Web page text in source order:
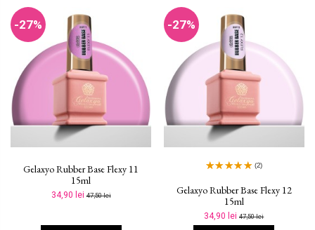
-27%
Gelaxyo Rubber Base Flexy 11
15ml
34,90 lei47,50 lei
-27%
(2)
Gelaxyo Rubber Base Flexy 12
15ml
34,90 lei47,50 lei